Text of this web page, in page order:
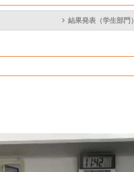
結果発表（学生部門）